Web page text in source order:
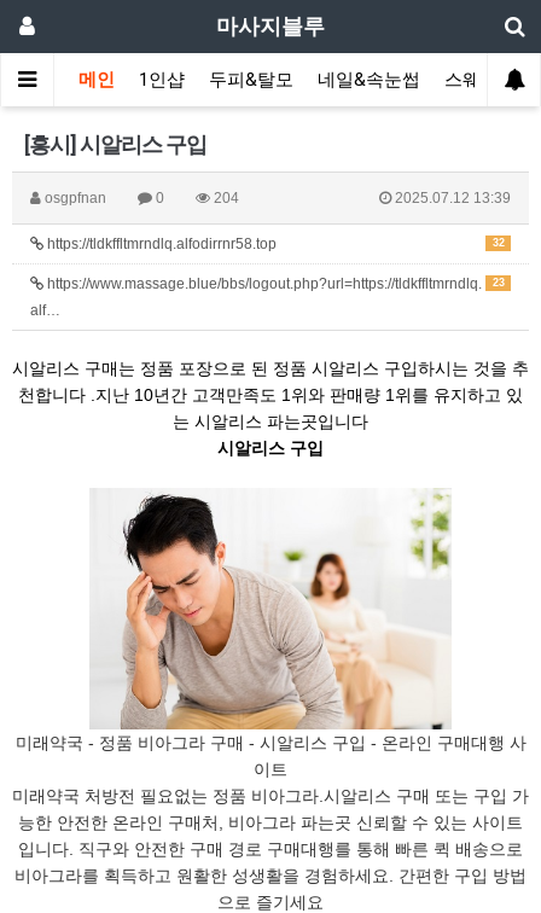
마사지블루
메인 1인샵 두피&탈모 네일&속눈썹 스웨디시(
[흥시] 시알리스 구입
osgpfnan 0 204 2025.07.12 13:39
32
https://tldkffltmrndlq.alfodirrnr58.top
23
https://www.massage.blue/bbs/logout.php?url=https://tldkffltmrndlq.
alf…
시알리스 구매는 정품 포장으로 된 정품 시알리스 구입하시는 것을 추
천합니다 .지난 10년간 고객만족도 1위와 판매량 1위를 유지하고 있
는 시알리스 파는곳입니다
시알리스 구입
미래약국 - 정품 비아그라 구매 - 시알리스 구입 - 온라인 구매대행 사
이트
미래약국 처방전 필요없는 정품 비아그라.시알리스 구매 또는 구입 가
능한 안전한 온라인 구매처, 비아그라 파는곳 신뢰할 수 있는 사이트
입니다. 직구와 안전한 구매 경로 구매대행를 통해 빠른 퀵 배송으로
비아그라를 획득하고 원활한 성생활을 경험하세요. 간편한 구입 방법
으로 즐기세요